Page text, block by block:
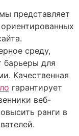
представляет
среду,
барьеры для
Качественная
гарантирует
веб-
ранги в